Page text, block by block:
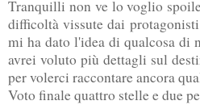
Tranquilli non ve lo voglio
difficoltà vissute dai
mi ha dato l'idea di qualcosa di
avrei voluto più dettagli sul
per volerci raccontare ancora
Voto finale quattro stelle e due